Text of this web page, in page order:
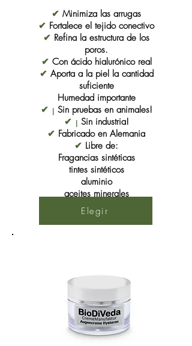
✔ Minimiza las arrugas
✔ Fortalece el tejido conectivo
✔ Refina la estructura de los
poros.
✔ Con ácido hialurónico real
✔ Aporta a la piel la cantidad
suficiente
Humedad importante
✔ ¡ Sin pruebas en animales!
✔ ¡ Sin industria!
✔ Fabricado en Alemania
✔ Libre de:
Fragancias sintéticas
tintes sintéticos
aluminio
aceites minerales
parabenos
Elegir